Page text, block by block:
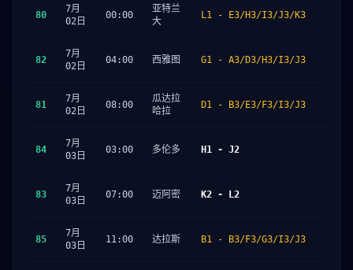
80
7月
02日
00:00
亚特兰
大
L1 - E3/H3/I3/J3/K3
82
7月
02日
04:00 西雅图 G1 - A3/D3/H3/I3/J3
81
7月
02日
08:00
瓜达拉
哈拉
D1 - B3/E3/F3/I3/J3
84
7月
03日
03:00 多伦多 H1 - J2
83
7月
03日
07:00 迈阿密 K2 - L2
85
7月
03日
11:00 达拉斯 B1 - B3/F3/G3/I3/J3